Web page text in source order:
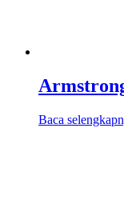
Baca